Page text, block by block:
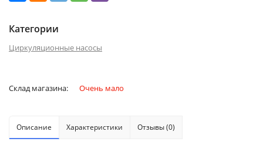
Категории
Циркуляционные насосы
Склад магазина: Очень мало
Описание Характеристики Отзывы (0)